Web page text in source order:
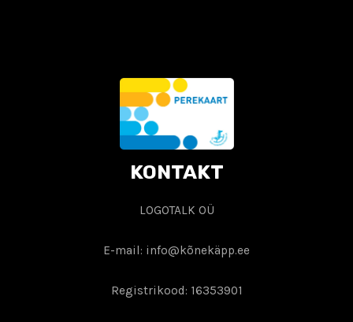
KONTAKT
LOGOTALK OÜ
E-mail: info@kõnekäpp.ee
Registrikood: 16353901